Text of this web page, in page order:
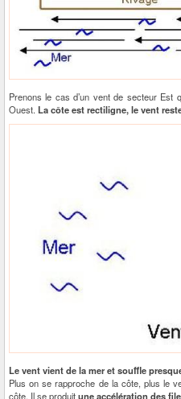
Prenons le cas d’un vent de secteur Est
Ouest. La côte est rectiligne, le vent
Le vent vient de la mer et souffle
Plus on se rapproche de la côte, plus le
côte. Il se produitune accélération des